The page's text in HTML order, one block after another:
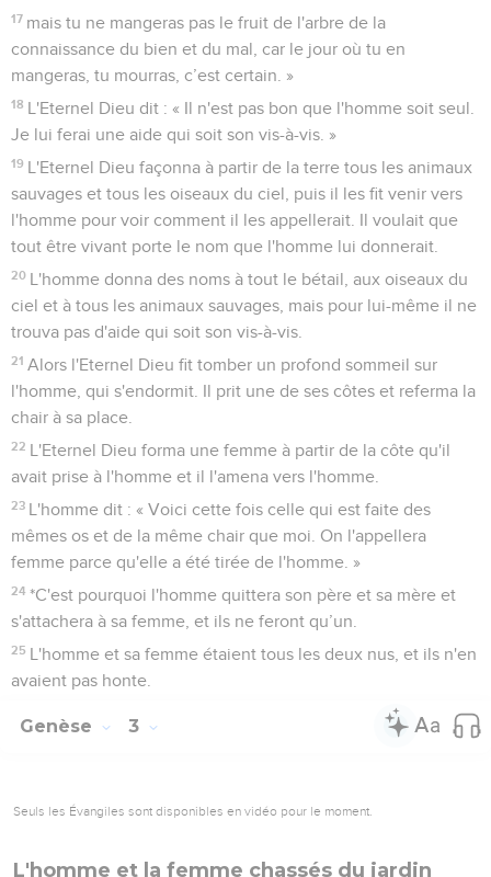
17 mais tu ne mangeras pas le fruit de l'arbre de la
connaissance du bien et du mal, car le jour où tu en
mangeras, tu mourras, c’est certain. »
18 L'Eternel Dieu dit : « Il n'est pas bon que l'homme soit seul.
Je lui ferai une aide qui soit son vis-à-vis. »
19 L'Eternel Dieu façonna à partir de la terre tous les animaux
sauvages et tous les oiseaux du ciel, puis il les fit venir vers
l'homme pour voir comment il les appellerait. Il voulait que
tout être vivant porte le nom que l'homme lui donnerait.
20 L'homme donna des noms à tout le bétail, aux oiseaux du
ciel et à tous les animaux sauvages, mais pour lui-même il ne
trouva pas d'aide qui soit son vis-à-vis.
21 Alors l'Eternel Dieu fit tomber un profond sommeil sur
l'homme, qui s'endormit. Il prit une de ses côtes et referma la
chair à sa place.
22 L'Eternel Dieu forma une femme à partir de la côte qu'il
avait prise à l'homme et il l'amena vers l'homme.
23 L'homme dit : « Voici cette fois celle qui est faite des
mêmes os et de la même chair que moi. On l'appellera
femme parce qu'elle a été tirée de l'homme. »
24 *C'est pourquoi l'homme quittera son père et sa mère et
s'attachera à sa femme, et ils ne feront qu’un.
25 L'homme et sa femme étaient tous les deux nus, et ils n'en
avaient pas honte.
Genèse 3
Seuls les Évangiles sont disponibles en vidéo pour le moment.
L'homme et la femme chassés du jardin